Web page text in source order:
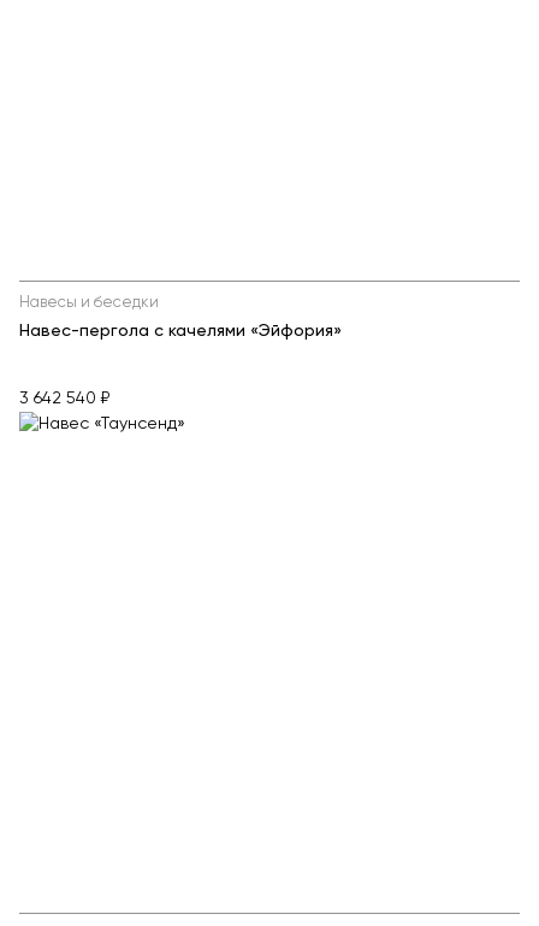
Навесы и беседки
Навес-пергола с качелями «Эйфория»
3 642 540 ₽